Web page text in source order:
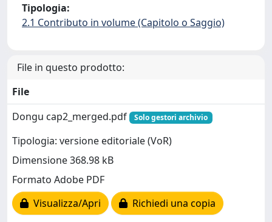
Tipologia:
2.1 Contributo in volume (Capitolo o Saggio)
File in questo prodotto:
File
Dongu cap2_merged.pdf
Solo gestori archivio
Tipologia: versione editoriale (VoR)
Dimensione 368.98 kB
Formato Adobe PDF
Visualizza/Apri
Richiedi una copia